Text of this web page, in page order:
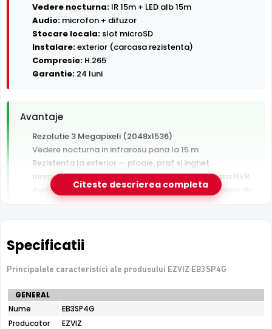
Vedere nocturna: IR 15m + LED alb 15m
Audio: microfon + difuzor
Stocare locala: slot microSD
Instalare:exterior (carcasa rezistenta)
Compresie: H.265
Garantie: 24 luni
Avantaje
Rezolutie 3 Megapixeli (2048x1536)
Vedere nocturna in infrarosu pana la 15 m
Rezistenta la exterior — ploaie, praf si inghet
Inregistrare pe card MicroSD, functioneaza si fara NVR
Audio bidirectional — asculti si vorbesti prin camera din
aplicatie
De luat in calcul
Fara PoE — necesita sursa de alimentare separata
e-Camere.ro recomanda acest produs pentru:
Citeste descrierea completa
Specificatii
Principalele caracteristici ale produsului EZVIZ EB3SP4G
Specificatii
tehnice
EZVIZ
EB3SP4G
GENERAL
Nume
EB3SP4G
Producator
EZVIZ